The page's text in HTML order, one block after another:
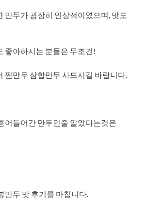
만두가 굉장히 인상적이였으며, 맛도
좋아하시는 분들은 무조건!
찐만두 삼합만두 사드시길 바랍니다.
어들어간 만두인줄 알았다는것은
만두 맛 후기를 마칩니다.